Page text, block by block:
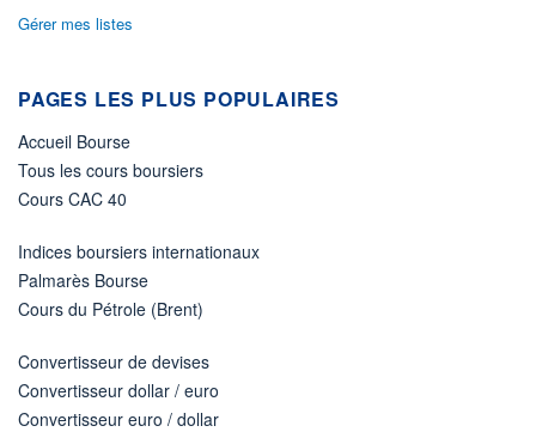
ÉLIGIBILITÉ
Non éligible
+ PORTEFEUILLE
Gérer mes listes
PAGES LES PLUS POPULAIRES
Accueil Bourse
Tous les cours boursiers
Cours CAC 40
Indices boursiers internationaux
Palmarès Bourse
Cours du Pétrole (Brent)
Convertisseur de devises
Convertisseur dollar / euro
Convertisseur euro / dollar